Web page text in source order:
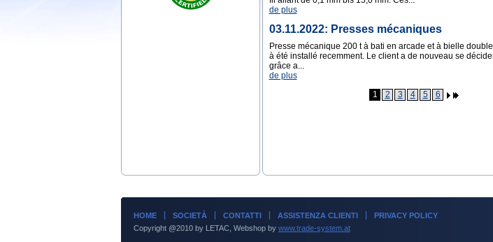
de plus
03.11.2022: Presses mécaniques
Presse mécanique 200 t à bati en arcade et à bielle
à été installé recemment. Le client a de nouveau se
grâce a...
de plus
1
2 3 4 5 6
HOME SOCIETÀ CONTATTI ASSISTENZA CLIENTI
PRIVACY POLICY
Copyright @2010 by LETAC, Webshop by www.trade-system.at